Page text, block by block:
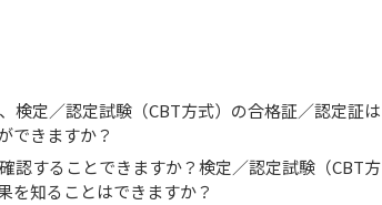
検定／認定試験（CBT方式）の合格証／認定証は
できますか？
認することできますか？検定／認定試験（CBT方
を知ることはできますか？